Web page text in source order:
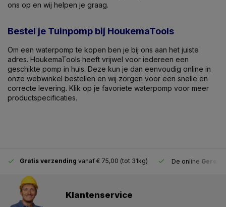
ons op en wij helpen je graag.
Bestel je Tuinpomp bij HoukemaTools
Om een waterpomp te kopen ben je bij ons aan het juiste
adres. HoukemaTools heeft vrijwel voor iedereen een
geschikte pomp in huis. Deze kun je dan eenvoudig online in
onze webwinkel bestellen en wij zorgen voor een snelle en
correcte levering. Klik op je favoriete waterpomp voor meer
productspecificaties.
Gratis verzending vanaf € 75,00 (tot 31kg) De online
Klantenservice